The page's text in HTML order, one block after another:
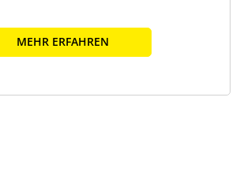
MEHR ERFAHREN